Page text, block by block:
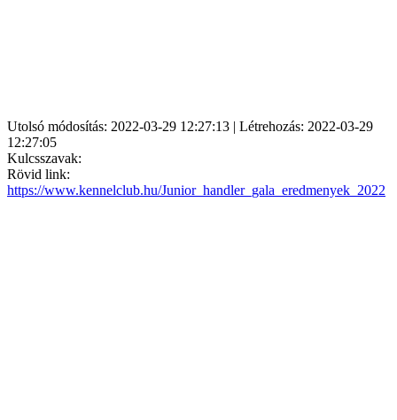
Utolsó módosítás: 2022-03-29 12:27:13 | Létrehozás: 2022-03-29
12:27:05
Kulcsszavak:
Rövid link:
https://www.kennelclub.hu/Junior_handler_gala_eredmenyek_2022